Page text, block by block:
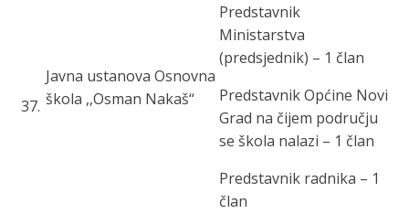
37.
Javna ustanova Osnovna
škola ,,Osman Nakaš“
Predstavnik
Ministarstva
(predsjednik) – 1 član
Predstavnik Općine Novi
Grad na čijem području
se škola nalazi – 1 član
Predstavnik radnika – 1
član